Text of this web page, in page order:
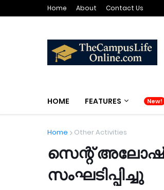
Home About Contact Us
HOME FEATURES
Home Other Activities
സെന്റ്
സംഘടിപ്പിച്ചു